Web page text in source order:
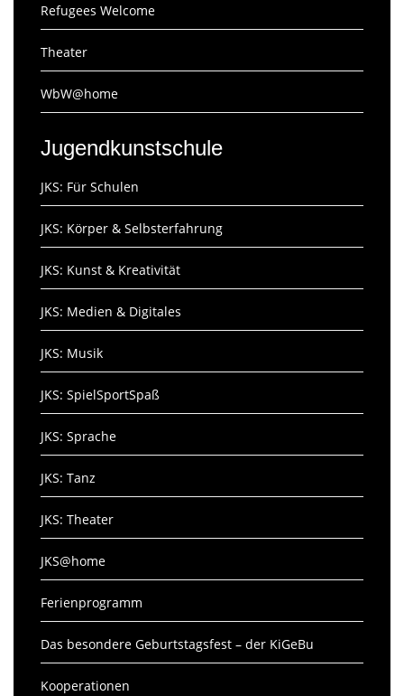
Refugees Welcome
Theater
WbW@home
Jugendkunstschule
JKS: Für Schulen
JKS: Körper & Selbsterfahrung
JKS: Kunst & Kreativität
JKS: Medien & Digitales
JKS: Musik
JKS: SpielSportSpaß
JKS: Sprache
JKS: Tanz
JKS: Theater
JKS@home
Ferienprogramm
Das besondere Geburtstagsfest – der KiGeBu
Kooperationen